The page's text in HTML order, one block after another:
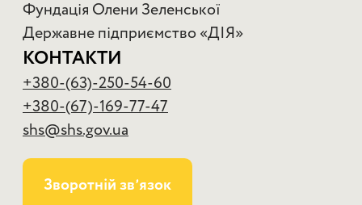
Фундація Олени Зеленської
Державне підприємство «ДІЯ»
КОНТАКТИ
+380-(63)-250-54-60
+380-(67)-169-77-47
shs@shs.gov.ua
Зворотній звʼязок